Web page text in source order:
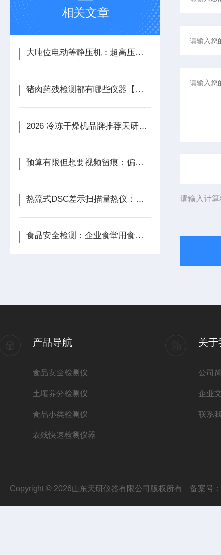
相关文章
大吨位电动等静压机：超高压成型的科技利器
猪肉药残检测都有哪些仪器【震撼上市】猪肉药残检测设备
2026 冷冻干燥机品牌推荐天研服务食品深加工企业物料冻干
预算有限但想要视频留痕：偏光显微视频熔点测试仪选购时一定要排对
热流式DSC差示扫描量热仪：解锁热分析高精度测量的技术密钥
食品安全检测：企业食堂用食品安全设施设备有哪些
请输入计
产品导航
食品安全检测仪
土壤养分检测仪
食品小类检测仪
农残快速检测仪器
关于
公司
企业
联系
Copyright © 2026山东天研仪器有限公司版权所有 备案号